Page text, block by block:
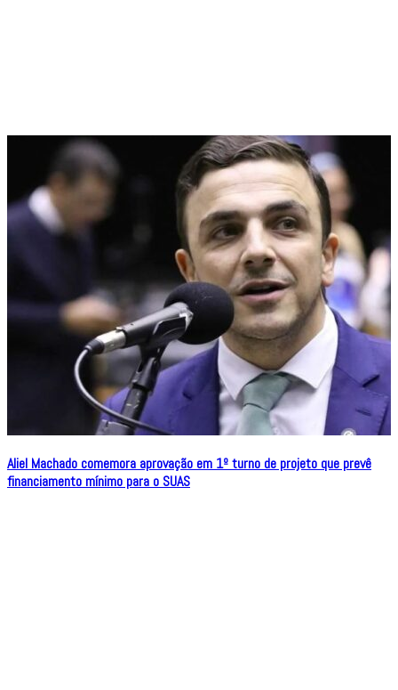
Aliel Machado comemora aprovação em 1º turno de projeto que prevê
financiamento mínimo para o SUAS